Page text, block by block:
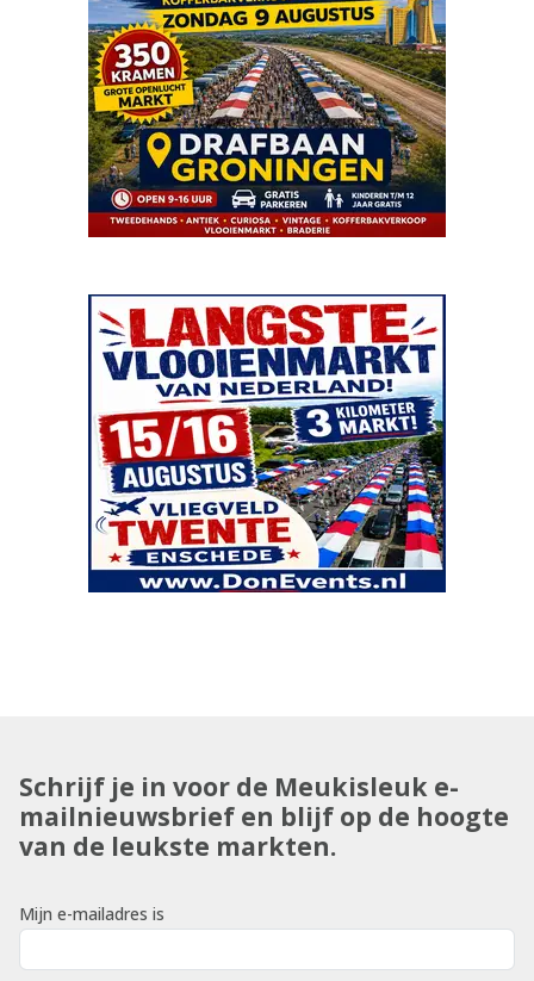
Schrijf je in voor de Meukisleuk e-
mailnieuwsbrief en blijf op de hoogte
van de leukste markten.
Mijn e-mailadres is